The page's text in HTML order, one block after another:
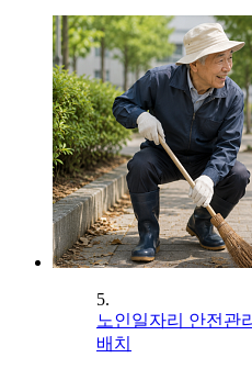
5.
노인일자리 안전관
배치